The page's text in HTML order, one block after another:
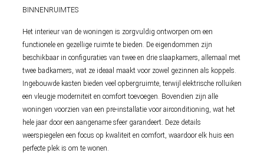
BINNENRUIMTES
Het interieur van de woningen is zorgvuldig ontworpen om een
functionele en gezellige ruimte te bieden. De eigendommen zijn
beschikbaar in configuraties van twee en drie slaapkamers, allemaal met
twee badkamers, wat ze ideaal maakt voor zowel gezinnen als koppels.
Ingebouwde kasten bieden veel opbergruimte, terwijl elektrische rolluiken
een vleugje moderniteit en comfort toevoegen. Bovendien zijn alle
woningen voorzien van een pre-installatie voor airconditioning, wat het
hele jaar door een aangename sfeer garandeert. Deze details
weerspiegelen een focus op kwaliteit en comfort, waardoor elk huis een
perfecte plek is om te wonen.